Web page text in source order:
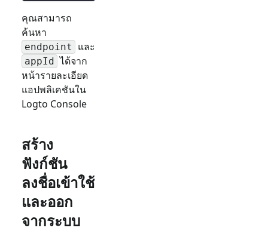
คุณสามารถ
ค้นหา
endpoint และ
appId ได้จาก
หน้ารายละเอียด
แอปพลิเคชันใน
Logto Console
สร้าง
ฟังก์ชัน
ลงชื่อเข้าใช้
และออก
จากระบบ